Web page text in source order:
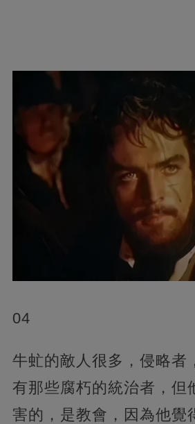
04
牛虻的敵人很多，侵略者
有那些腐朽的統治者，但
害的，是教會，因為他覺